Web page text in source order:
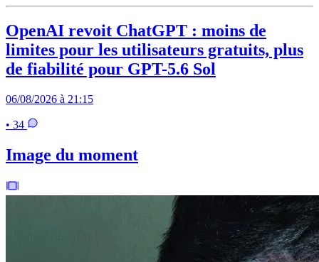
OpenAI revoit ChatGPT : moins de
limites pour les utilisateurs gratuits, plus
de fiabilité pour GPT-5.6 Sol
06/08/2026 à 21:15
• 34
Image du moment